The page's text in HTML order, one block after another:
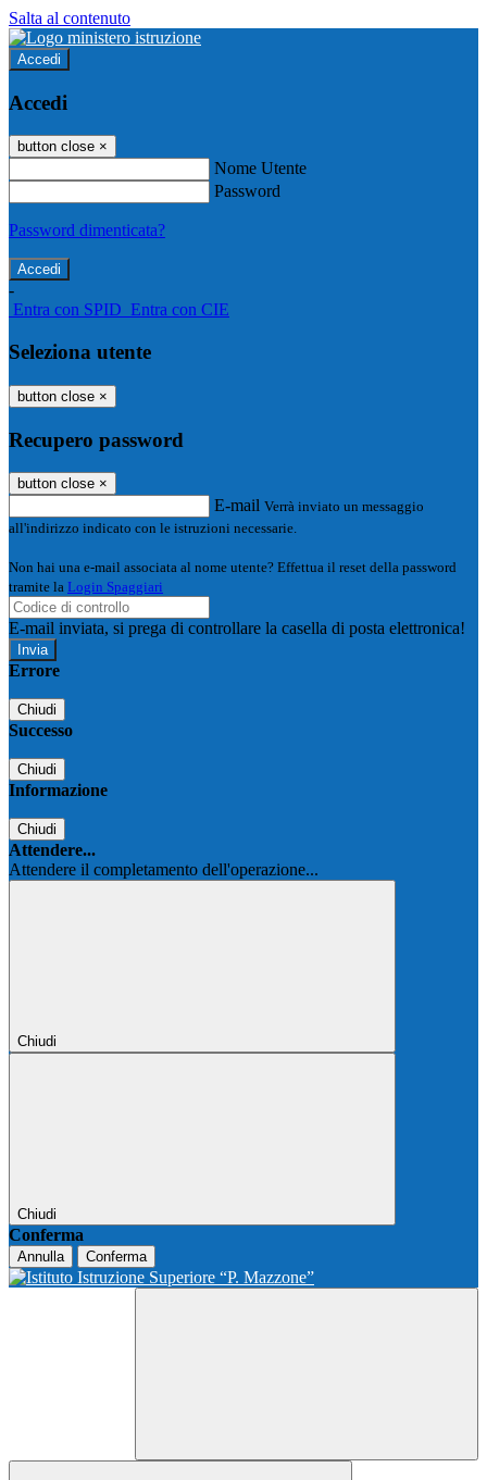
Salta al contenuto
Accedi
Accedi
button close ×
Nome Utente
Password
Password dimenticata?
-
Entra con SPID Entra con CIE
Seleziona utente
button close ×
Recupero password
button close ×
E-mail Verrà inviato un messaggio
all'indirizzo indicato con le istruzioni necessarie.
Non hai una e-mail associata al nome utente? Effettua il reset della password
tramite la Login Spaggiari
E-mail inviata, si prega di controllare la casella di posta elettronica!
Errore
Chiudi
Successo
Chiudi
Informazione
Chiudi
Attendere...
Attendere il completamento dell'operazione...
Chiudi
Chiudi
Conferma
Annulla Conferma